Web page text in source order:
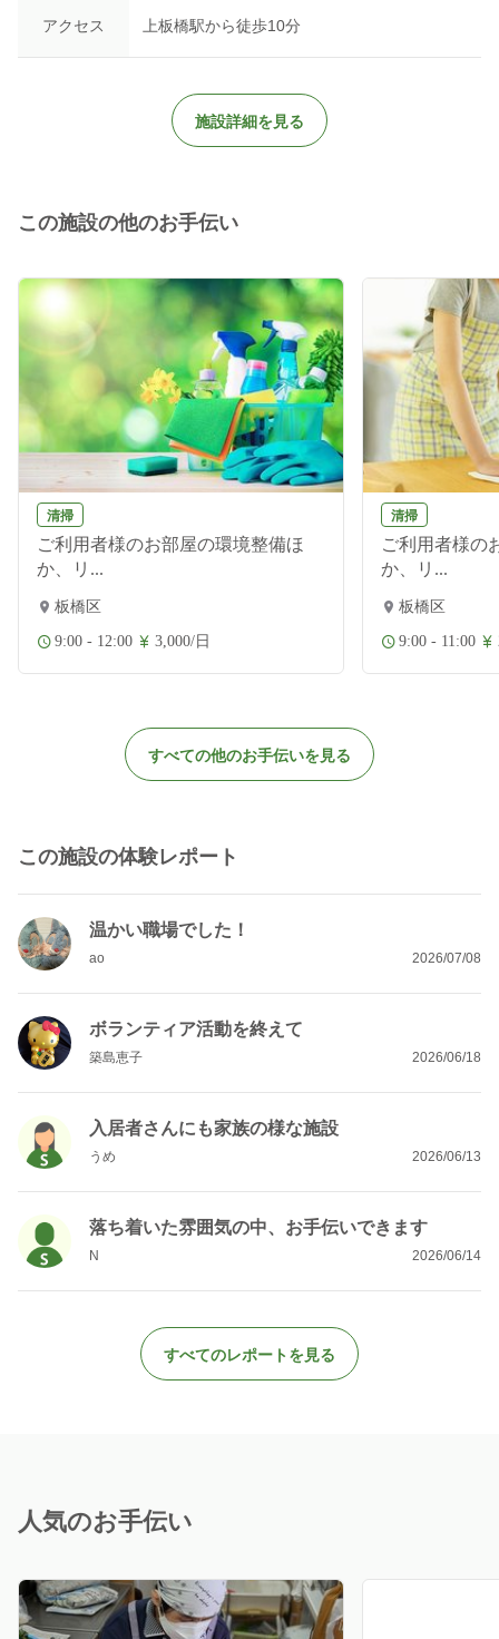
アクセス 上板橋駅から徒歩10分
施設詳細を見る
この施設の他のお手伝い
清掃
ご利用者様のお部屋の環境整備ほ
か、リ...
板橋区
9:00 - 12:00 3,000/日
清掃
ご利用者様の
か、リ...
板橋区
9:00 - 11:00
すべての他のお手伝いを見る
この施設の体験レポート
温かい職場でした！
ao 2026/07/08
ボランティア活動を終えて
築島恵子 2026/06/18
入居者さんにも家族の様な施設
うめ 2026/06/13
落ち着いた雰囲気の中、お手伝いできます
N 2026/06/14
すべてのレポートを見る
人気のお手伝い